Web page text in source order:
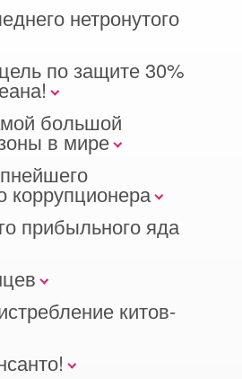
нетронутого
по защите 30%
большой
в мире
коррупционера
прибыльного яда
китов-